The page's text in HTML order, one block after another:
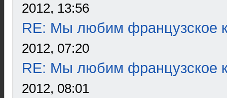
2012, 13:56
RE: Мы любим французское
2012, 07:20
RE: Мы любим французское
2012, 08:01